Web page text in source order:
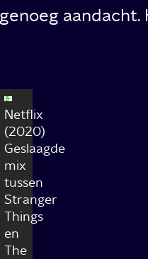
aandacht.
Netflix
(2020)
Geslaagde
mix
tussen
Stranger
Things
en
The